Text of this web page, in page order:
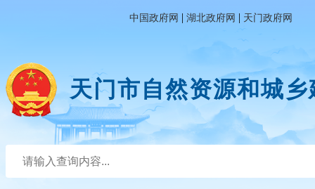
中国政府网 | 湖北政府网 | 天门政府网
天门市自然资源和城